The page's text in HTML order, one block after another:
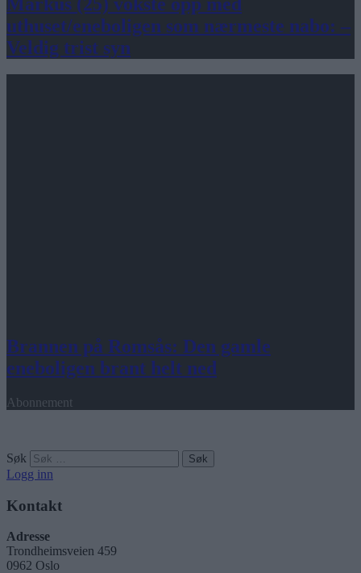
uthuset/eneboligen som nærmeste nabo: –
Veldig trist syn
Brannen på Romsås: Den gamle
eneboligen brant helt ned
Abonnement
Søk
Logg inn
Kontakt
Adresse
Trondheimsveien 459
0962 Oslo